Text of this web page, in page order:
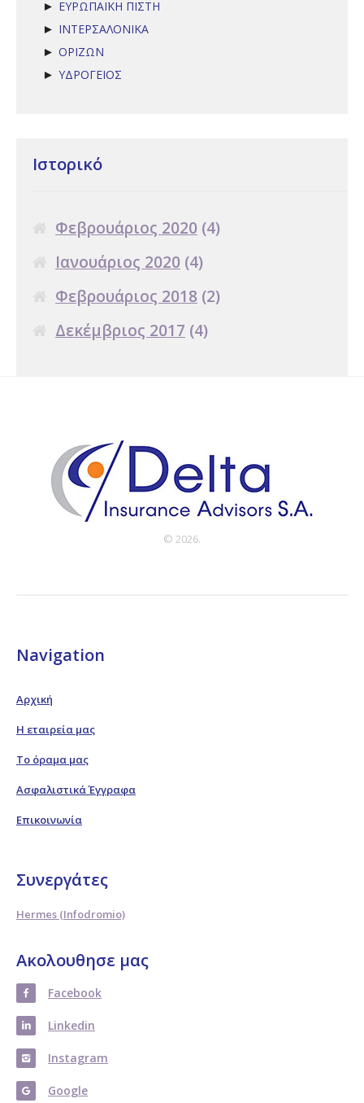
► ΕΥΡΩΠΑΪΚΗ ΠΙΣΤΗ
► ΙΝΤΕΡΣΑΛΟΝΙΚΑ
► ΟΡΙΖΩΝ
► ΥΔΡΟΓΕΙΟΣ
Ιστορικό
Φεβρουάριος 2020 (4)
Ιανουάριος 2020 (4)
Φεβρουάριος 2018 (2)
Δεκέμβριος 2017 (4)
© 2026.
Navigation
Αρχική
Η εταιρεία μας
Το όραμα μας
Ασφαλιστικά Έγγραφα
Επικοινωνία
Συνεργάτες
Hermes (Infodromio)
Ακολουθησε μας
Facebook
Linkedin
Instagram
Google